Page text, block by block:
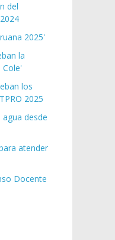
del
2025'
la
los
2025
desde
atender
Docente